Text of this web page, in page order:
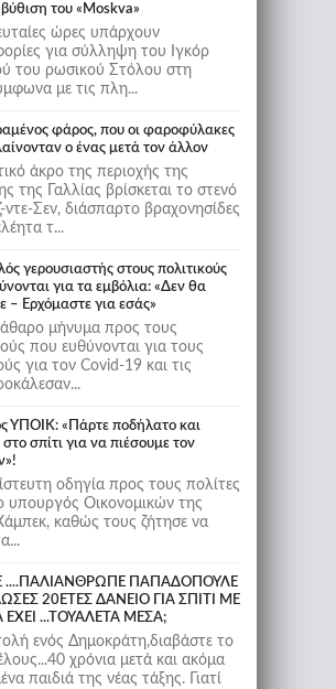
του «Moskva»
ώρες υπάρχουν
για σύλληψη του Ιγκόρ
του ρωσικού Στόλου στη
με τις πλη...
φάρος, που οι φαροφύλακες
ο ένας μετά τον άλλον
άκρο της περιοχής της
της Γαλλίας βρίσκεται το στενό
ντε-Σεν, διάσπαρτο βραχονησίδες
τ...
γερουσιαστής στους πολιτικούς
για τα εμβόλια: «Δεν θα
– Ερχόμαστε για εσάς»
μήνυμα προς τους
που ευθύνονται για τους
για τον Covid-19 και τις
ΥΠΟΙΚ: «Πάρτε ποδήλατο και
σπίτι για να πιέσουμε τον
οδηγία προς τους πολίτες
υπουργός Οικονομικών της
καθώς τους ζήτησε να
....ΠΑΛΙΑΝΘΡΩΠΕ ΠΑΠΑΔΟΠΟΥΛΕ
20ΕΤΕΣ ΔΑΝΕΙΟ ΓΙΑ ΣΠΙΤΙ ΜΕ
...ΤΟΥΑΛΕΤΑ ΜΕΣΑ;
ενός Δημοκράτη,διαβάστε το
χρόνια μετά και ακόμα
παιδιά της νέας τάξης. Γιατί